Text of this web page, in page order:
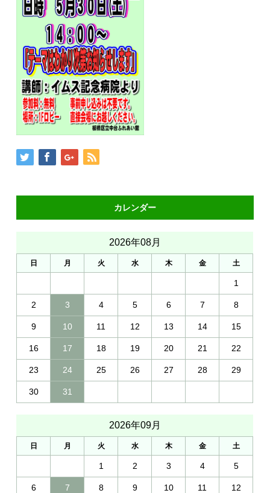
カレンダー
2026年08月
日 月 火 水 木 金 土
1
2 3 4 5 6 7 8
9 10 11 12 13 14 15
16 17 18 19 20 21 22
23 24 25 26 27 28 29
30 31
2026年09月
日 月 火 水 木 金 土
1 2 3 4 5
6 7 8 9 10 11 12